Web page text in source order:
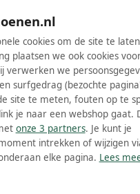
Wis filters
sneakers
witte jongens sneakers? Je
je de beste keuze maken
cookies om de site te
plaatsen we ook cookies
verwerken we
surfgedrag (bezochte
site te meten, fouten op te
je naar een webshop gaat.
onze 3 partners. Je kunt je
intrekken of wijzigen
elke pagina. Lees